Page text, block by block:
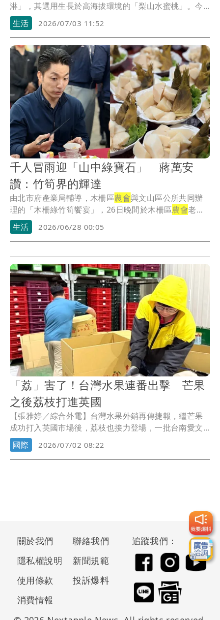
淋」，其選用生長於高海拔環境的「梨山水蜜桃」。今
日於全家...
生活 2026/07/03 11:52
千人冒雨迎「山中綠寶石」 蔣萬安
讚：竹筍界的輝達
由北市府產業局輔導，木柵區農會與文山區公所共同辦
理的「木柵綠竹筍饗宴」，26日晚間於木柵區農會老泉
糧...
生活 2026/06/28 00:05
「荔」害了！台灣水果連番出擊 芒果
之後荔枝打進英國
【張雅婷／綜合外電】台灣水果外銷再傳捷報，繼芒果
成功打入英國市場後，荔枝也接力登場，一批台南愛文
芒果和台中黑葉荔枝今天在英國曼徹斯特機場成功清關
入境。隨著芒果打頭陣、荔枝跟進，台灣水果正加速拓
展歐洲版圖，進一步搶攻海外高檔市場。
國際 2026/07/02 08:22
關於我們
聯絡我們
隱私權說明
新聞規範
使用條款
投訴爆料
消費情報
追蹤我們：